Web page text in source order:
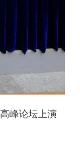
峰论坛上演